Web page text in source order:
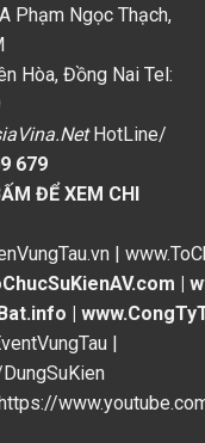
Phạm Ngọc Thạch,
Hòa, Đồng Nai Tel:
HotLine/
679
ĐỂ XEM CHI
|
|
|
|